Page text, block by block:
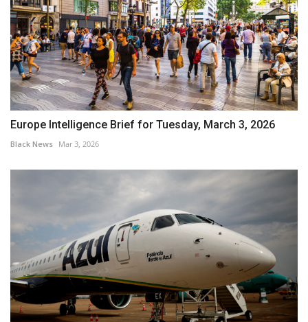
Europe Intelligence Brief for Tuesday, March 3, 2026
Black News Mar 3, 2026